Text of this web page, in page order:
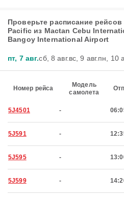
Проверьте расписание
Pacific из Mactan Cebu
Bangoy International Airport
пт, 7 авг.сб, 8 авг.вс, 9 авг.пн, 10
Номер рейса
Модель
самолета
5J4501 -
5J591 -
5J595 -
5J599 -